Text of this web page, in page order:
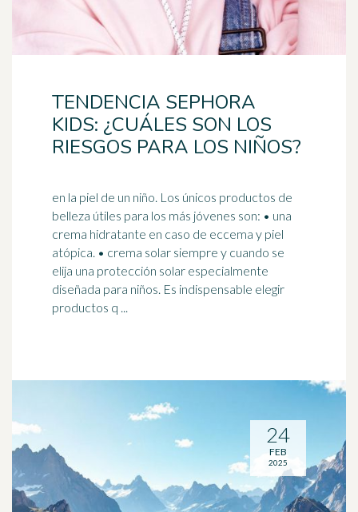
TENDENCIA SEPHORA
KIDS: ¿CUÁLES SON LOS
RIESGOS PARA LOS NIÑOS?
en la piel de un niño. Los únicos productos de
belleza útiles para los más jóvenes son: • una
crema hidratante en caso de eccema y piel
atópica. • crema solar siempre y cuando se
elija una protección solar especialmente
diseñada para niños. Es indispensable elegir
productos q ...
24
FEB
2025